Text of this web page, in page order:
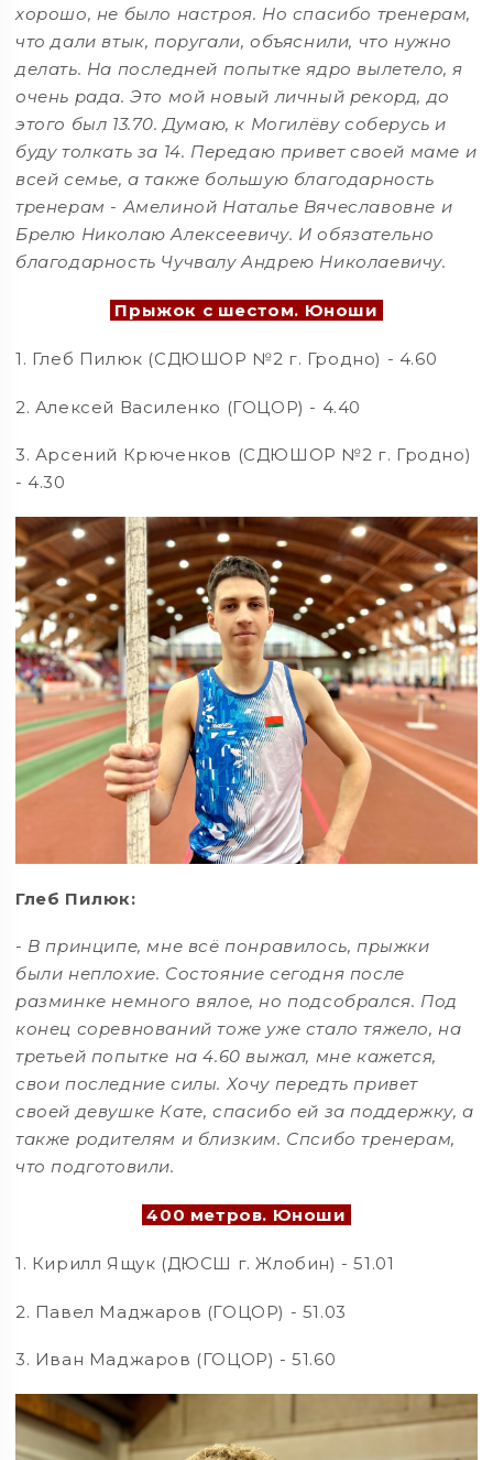
хорошо, не было настроя. Но спасибо тренерам,
что дали втык, поругали, объяснили, что нужно
делать. На последней попытке ядро вылетело, я
очень рада. Это мой новый личный рекорд, до
этого был 13.70. Думаю, к Могилёву соберусь и
буду толкать за 14. Передаю привет своей маме и
всей семье, а также большую благодарность
тренерам - Амелиной Наталье Вячеславовне и
Брелю Николаю Алексеевичу. И обязательно
благодарность Чучвалу Андрею Николаевичу.
Прыжок с шестом. Юноши
1. Глеб Пилюк (СДЮШОР №2 г. Гродно) - 4.60
2. Алексей Василенко (ГОЦОР) - 4.40
3. Арсений Крюченков (СДЮШОР №2 г. Гродно)
- 4.30
Глеб Пилюк:
- В принципе, мне всё понравилось, прыжки
были неплохие. Состояние сегодня после
разминке немного вялое, но подсобрался. Под
конец соревнований тоже уже стало тяжело, на
третьей попытке на 4.60 выжал, мне кажется,
свои последние силы. Хочу передть привет
своей девушке Кате, спасибо ей за поддержку, а
также родителям и близким. Спсибо тренерам,
что подготовили.
400 метров. Юноши
1. Кирилл Ящук (ДЮСШ г. Жлобин) - 51.01
2. Павел Маджаров (ГОЦОР) - 51.03
3. Иван Маджаров (ГОЦОР) - 51.60